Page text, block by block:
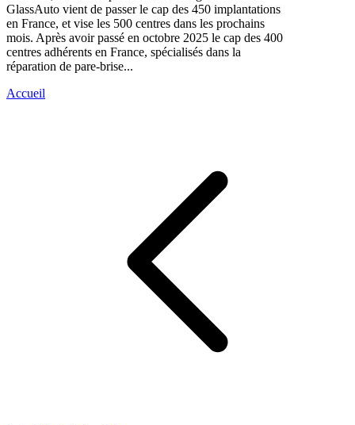
GlassAuto vient de passer le cap des 450 implantations
en France, et vise les 500 centres dans les prochains
mois. Après avoir passé en octobre 2025 le cap des 400
centres adhérents en France, spécialisés dans la
réparation de pare-brise...
Accueil